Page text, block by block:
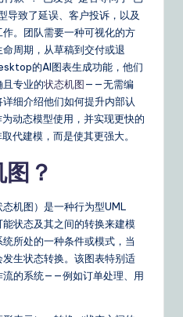
导致了延误、客户投诉，以及
。团队需要一种可视化的方
周期，从草稿到交付或退
的AI图表生成功能，他们
专业的状态机图——无需编
细介绍他们如何提升内部认
动态模型使用，并实现更快的
代建模，而是使其更强大。
？
机图）是一种行为型UML
状态及其之间的转换来建模
所处的一种条件或模式，当
生状态转换。该图表特别适
流的系统——例如订单处理、用